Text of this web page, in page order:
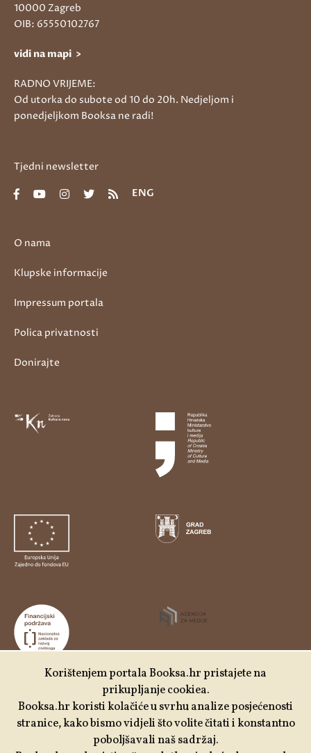
Udruga Kulturtreger je korisnik institucionalne podrške
Nacionalne zaklade za razvoj civilnoga društva za
stabilizaciju i/ili razvoj udruge u području demokratizacije i
O nama
Klupske informacije
Impressum portala
Polica privatnosti
Donirajte
10000 Zagreb
OIB: 65550102767
vidi na mapi >
RADNO VRIJEME:
Od utorka do subote od 10 do 20h. Nedjeljom i
ponedjeljkom Booksa ne radi!
Tjedni newsletter
ENG
Korištenjem portala Booksa.hr pristajete na
prikupljanje cookiea.
Booksa.hr koristi kolačiće u svrhu analize posjećenosti
stranice, kako bismo vidjeli što volite čitati i konstantno
poboljšavali naš sadržaj.